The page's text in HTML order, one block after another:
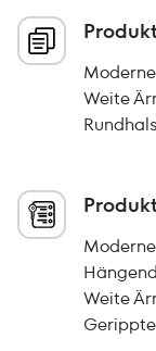
Weite
Weite